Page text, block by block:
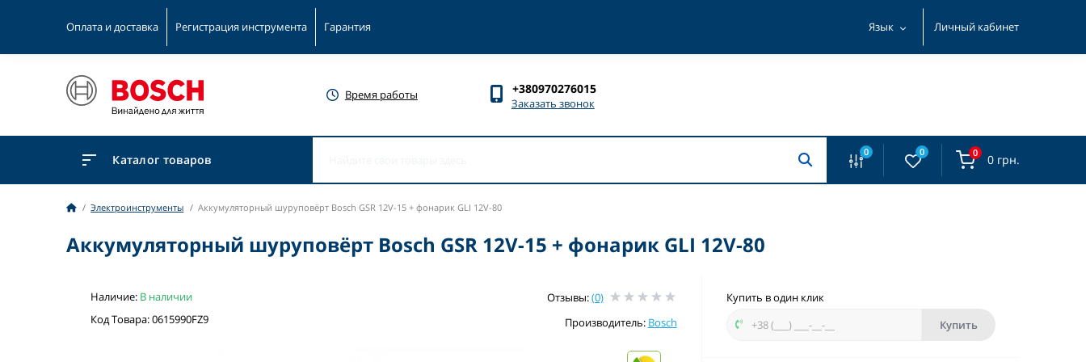
Оплата и доставка Регистрация инструмента Гарантия Язык Личный кабинет
Время работы +380970276015
Заказать звонок
Каталог товаров 0 0 0 0 грн.
Электроинструменты Аккумуляторный шуруповёрт Bosch GSR 12V-15 + фонарик GLI 12V-80
Аккумуляторный шуруповёрт Bosch GSR 12V-15 + фонарик GLI 12V-80
Наличие: В наличии
Код Товара: 0615990FZ9
Отзывы:(0)
Производитель: Bosch
Купить в один клик
Купить